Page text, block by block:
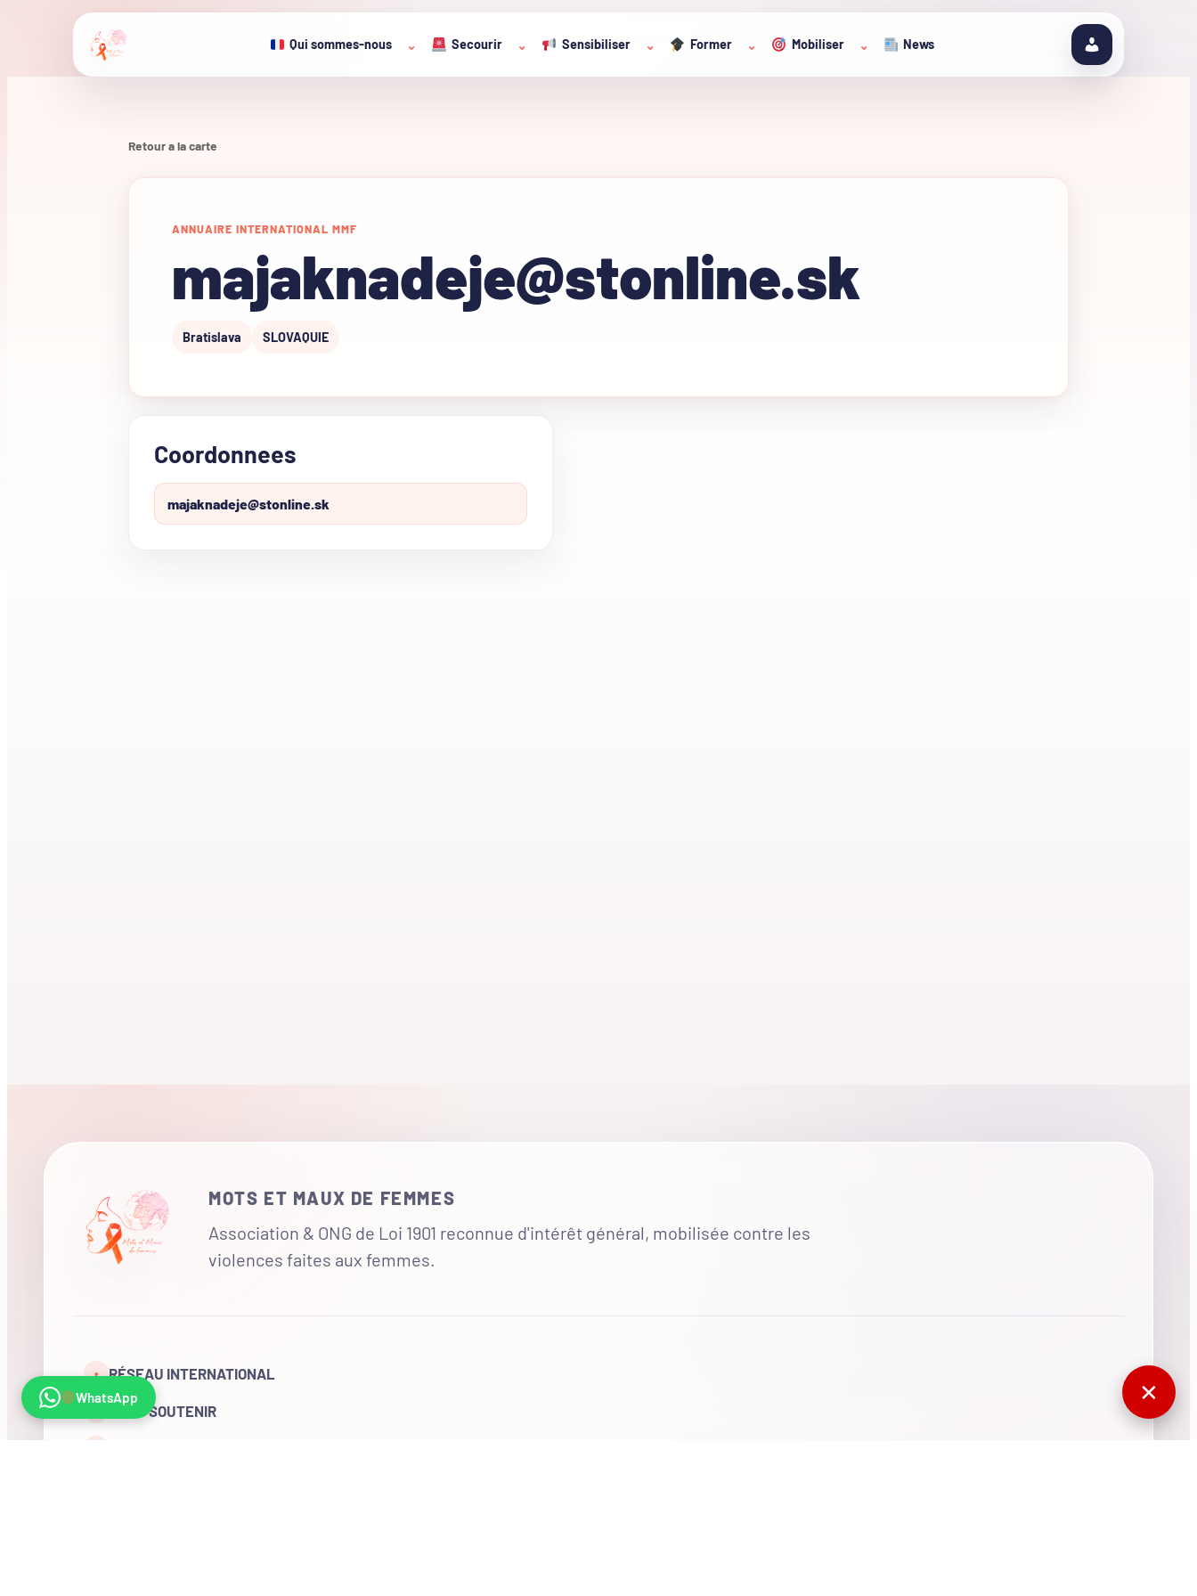
Qui sommes-nous ⌄ Secourir ⌄ Sensibiliser ⌄ Former ⌄ Mobiliser ⌄ News
Retour a la carte
ANNUAIRE INTERNATIONAL MMF
majaknadeje@stonline.sk
Bratislava SLOVAQUIE
Coordonnees
majaknadeje@stonline.sk
MOTS ET MAUX DE FEMMES
Association & ONG de Loi 1901 reconnue d'intérêt général, mobilisée contre les
violences faites aux femmes.
• RÉSEAU INTERNATIONAL
NOUS SOUTENIR
WhatsApp ✕